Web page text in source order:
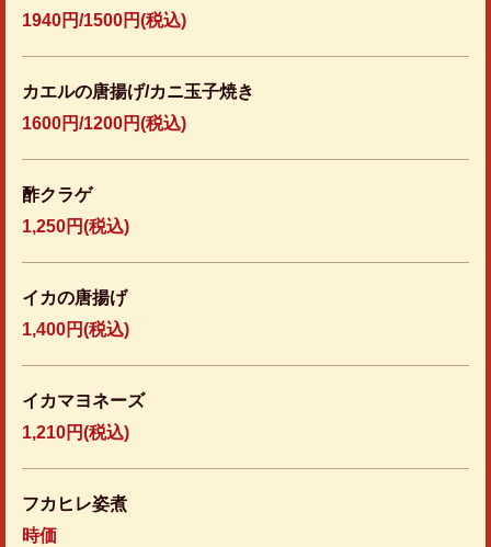
1940円/1500円(税込)
カエルの唐揚げ/カニ玉子焼き
1600円/1200円(税込)
酢クラゲ
1,250円(税込)
イカの唐揚げ
1,400円(税込)
イカマヨネーズ
1,210円(税込)
フカヒレ姿煮
時価